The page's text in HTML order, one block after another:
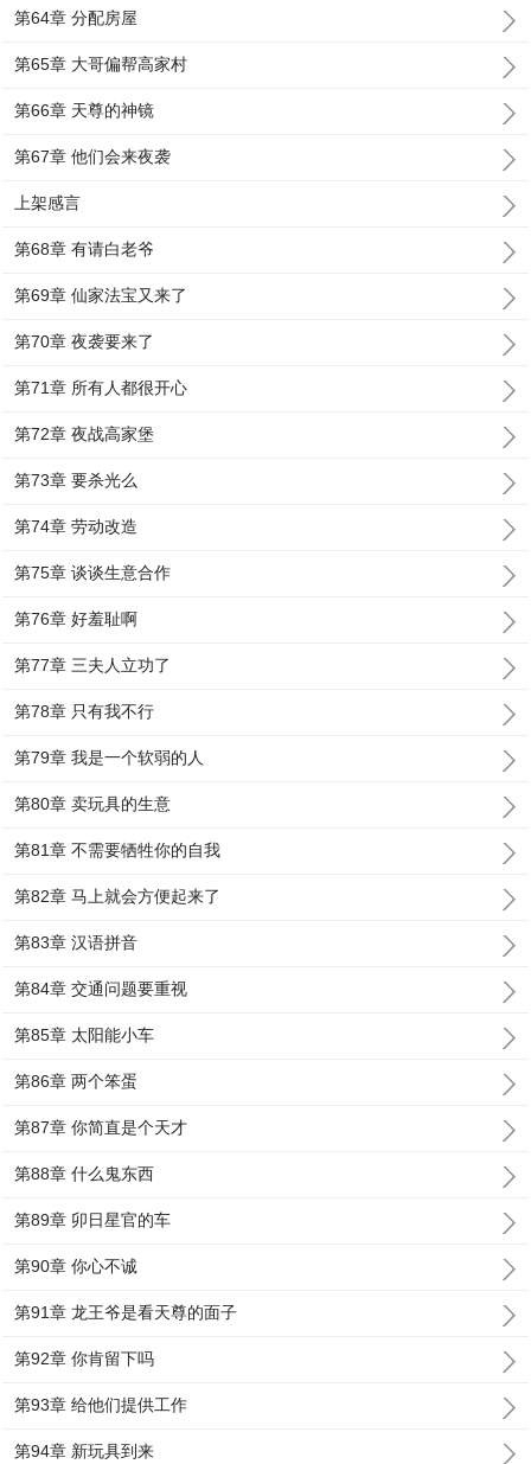
第64章 分配房屋
第65章 大哥偏帮高家村
第66章 天尊的神镜
第67章 他们会来夜袭
上架感言
第68章 有请白老爷
第69章 仙家法宝又来了
第70章 夜袭要来了
第71章 所有人都很开心
第72章 夜战高家堡
第73章 要杀光么
第74章 劳动改造
第75章 谈谈生意合作
第76章 好羞耻啊
第77章 三夫人立功了
第78章 只有我不行
第79章 我是一个软弱的人
第80章 卖玩具的生意
第81章 不需要牺牲你的自我
第82章 马上就会方便起来了
第83章 汉语拼音
第84章 交通问题要重视
第85章 太阳能小车
第86章 两个笨蛋
第87章 你简直是个天才
第88章 什么鬼东西
第89章 卯日星官的车
第90章 你心不诚
第91章 龙王爷是看天尊的面子
第92章 你肯留下吗
第93章 给他们提供工作
第94章 新玩具到来